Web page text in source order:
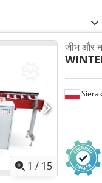
1 / 15
जीभ और